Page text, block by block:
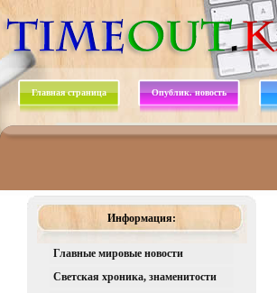
Главная страница Опублик. новость
Информация:
Главные мировые новости
Светская хроника, знаменитости